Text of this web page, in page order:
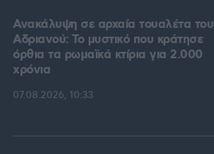
Ανακάλυψη σε αρχαία τουαλέτα του
Αδριανού: Το μυστικό που κράτησε
όρθια τα ρωμαϊκά κτίρια για 2.000
χρόνια
07.08.2026, 10:33